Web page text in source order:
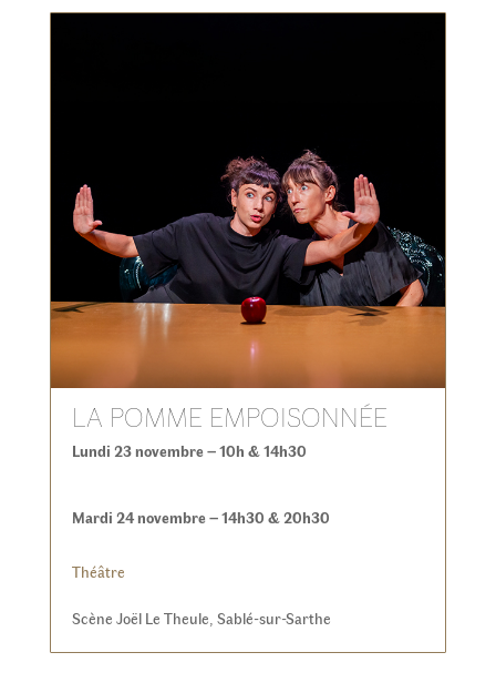
LA POMME EMPOISONNÉE
Lundi 23 novembre – 10h & 14h30
Mardi 24 novembre – 14h30 & 20h30
Théâtre
Scène Joël Le Theule, Sablé-sur-Sarthe